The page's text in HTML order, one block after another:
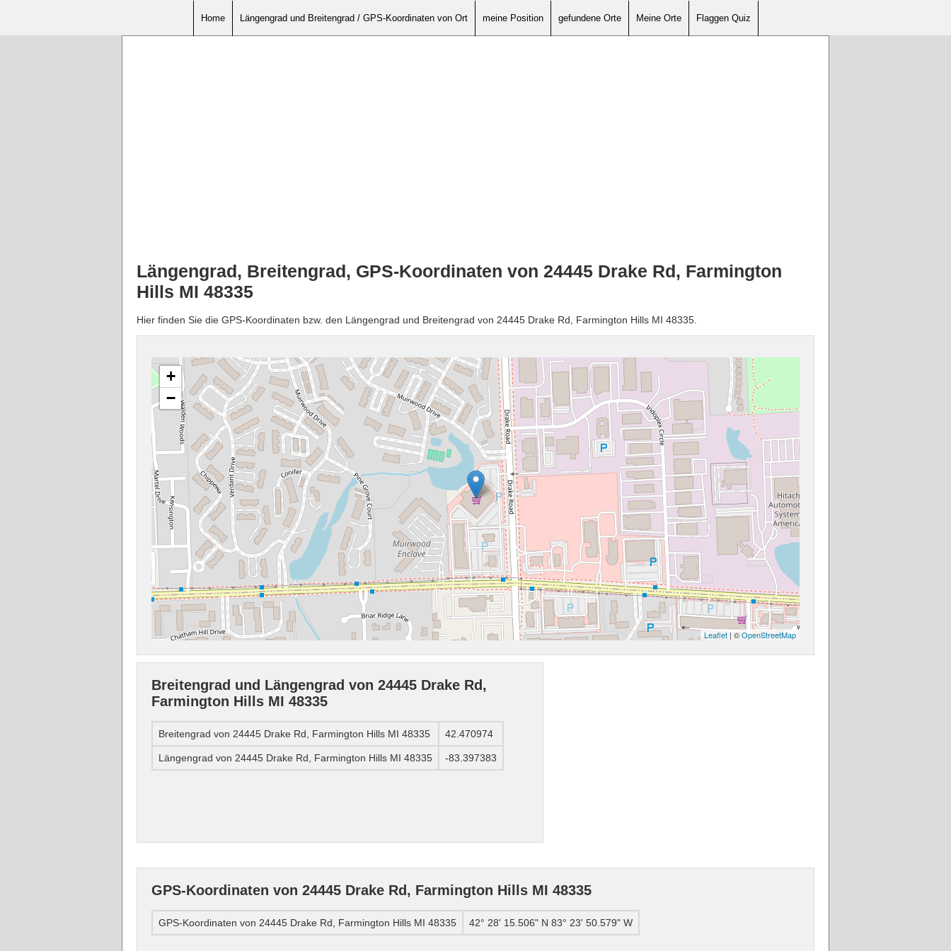
Home Längengrad und Breitengrad / GPS-Koordinaten von Ort meine Position gefundene Orte Meine Orte Flaggen Quiz
Längengrad, Breitengrad, GPS-Koordinaten von 24445 Drake Rd, Farmington
Hills MI 48335
Hier finden Sie die GPS-Koordinaten bzw. den Längengrad und Breitengrad von 24445 Drake Rd, Farmington Hills MI 48335.
+
−
Leaflet | ©OpenStreetMap
Breitengrad und Längengrad von 24445 Drake Rd,
Farmington Hills MI 48335
Breitengrad von 24445 Drake Rd, Farmington Hills MI 48335 42.470974
Längengrad von 24445 Drake Rd, Farmington Hills MI 48335 -83.397383
GPS-Koordinaten von 24445 Drake Rd, Farmington Hills MI 48335
GPS-Koordinaten von 24445 Drake Rd, Farmington Hills MI 48335 42° 28' 15.506" N 83° 23' 50.579" W